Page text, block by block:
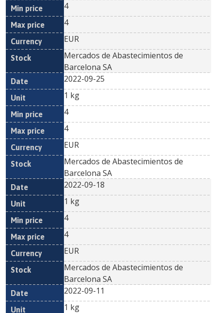
4
4
EUR
Mercados de Abastecimientos de
Barcelona SA
2022-09-25
1 kg
4
4
EUR
Mercados de Abastecimientos de
Barcelona SA
2022-09-18
1 kg
4
4
EUR
Mercados de Abastecimientos de
Barcelona SA
2022-09-11
1 kg